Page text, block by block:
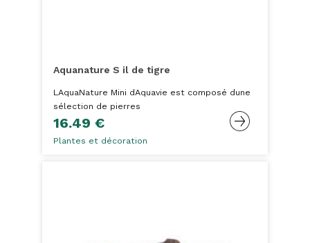
Aquanature S il de tigre
LAquaNature Mini dAquavie est composé dune
sélection de pierres
16.49 €
Plantes et décoration